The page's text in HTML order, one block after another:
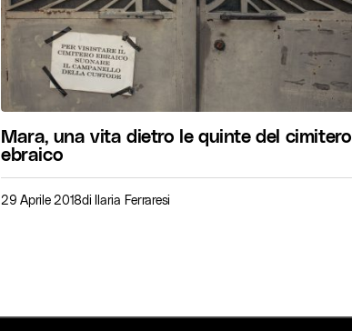
Mara, una vita dietro le quinte del cimitero
ebraico
29 Aprile 2018di Ilaria Ferraresi